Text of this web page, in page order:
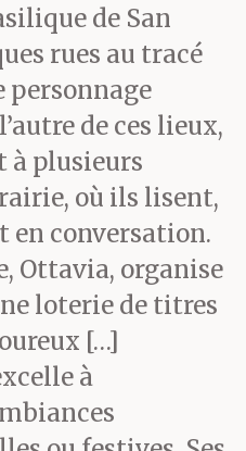
de San
rues au tracé
personnage
de ces lieux,
à plusieurs
où ils lisent,
en conversation.
Ottavia, organise
loterie de titres
[…]
à